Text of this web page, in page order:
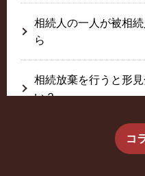
相続人の一人が被相
ら
相続放棄を行うと形
い？
生前に相続放棄するコ